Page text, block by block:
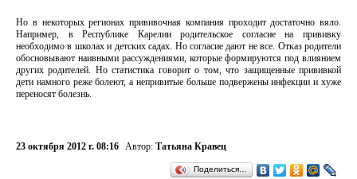
Но в некоторых регионах прививочная компания проходит достаточно вяло.
Например, в Республике Карелии родительское согласие на прививку
необходимо в школах и детских садах. Но согласие дают не все. Отказ родители
обосновывают наивными рассуждениями, которые формируются под влиянием
других родителей. Но статистика говорит о том, что защищенные прививкой
дети намного реже болеют, а непривитые больше подвержены инфекции и хуже
переносят болезнь.
23 октября 2012 г. 08:16 Автор: Татьяна Кравец
Поделиться…